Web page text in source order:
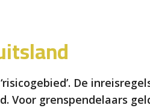
De
grenspendelaars